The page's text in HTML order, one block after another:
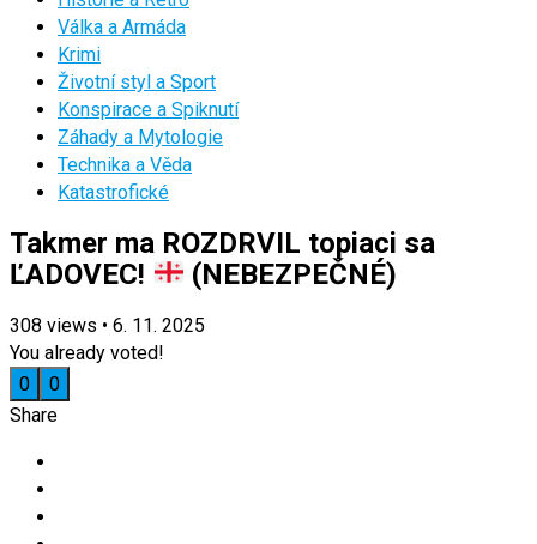
Válka a Armáda
Krimi
Životní styl a Sport
Konspirace a Spiknutí
Záhady a Mytologie
Technika a Věda
Katastrofické
Takmer ma ROZDRVIL topiaci sa
ĽADOVEC!
(NEBEZPEČNÉ)
308 views • 6. 11. 2025
You already voted!
0
0
Share